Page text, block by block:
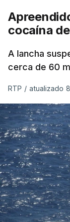
cocaína
A lancha
cerca de 60
RTP / atualizado